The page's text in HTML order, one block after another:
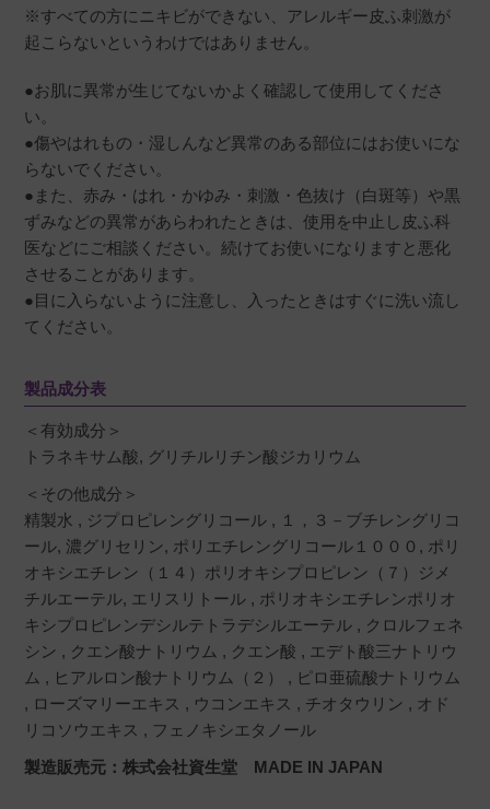
※すべての方にニキビができない、アレルギー皮ふ刺激が
起こらないというわけではありません。
●お肌に異常が生じてないかよく確認して使用してくださ
い。
●傷やはれもの・湿しんなど異常のある部位にはお使いにな
らないでください。
●また、赤み・はれ・かゆみ・刺激・色抜け（白斑等）や黒
ずみなどの異常があらわれたときは、使用を中止し皮ふ科
医などにご相談ください。続けてお使いになりますと悪化
させることがあります。
●目に入らないように注意し、入ったときはすぐに洗い流し
てください。
製品成分表
＜有効成分＞
トラネキサム酸, グリチルリチン酸ジカリウム
＜その他成分＞
精製水 , ジプロピレングリコール , １，３－ブチレングリコ
ール, 濃グリセリン, ポリエチレングリコール１０００, ポリ
オキシエチレン（１４）ポリオキシプロピレン（７）ジメ
チルエーテル, エリスリトール , ポリオキシエチレンポリオ
キシプロピレンデシルテトラデシルエーテル , クロルフェネ
シン , クエン酸ナトリウム , クエン酸 , エデト酸三ナトリウ
ム , ヒアルロン酸ナトリウム（２） , ピロ亜硫酸ナトリウム
, ローズマリーエキス , ウコンエキス , チオタウリン , オド
リコソウエキス , フェノキシエタノール
製造販売元：株式会社資生堂 MADE IN JAPAN